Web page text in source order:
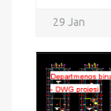
29 Jan